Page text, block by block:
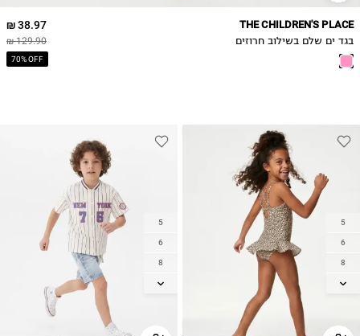
38.97 ₪
129.90 ₪
70% OFF
THE CHILDREN'S PLACE
בגד ים שלם בשילוב חרוזים
5
6
8
10
5
6
8
10